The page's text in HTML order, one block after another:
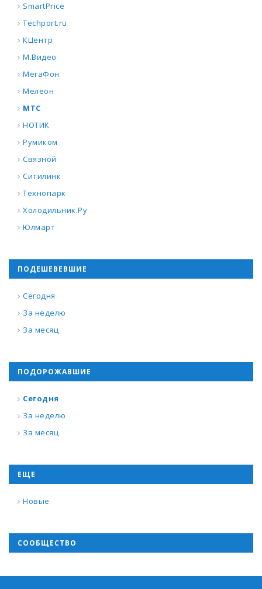
SmartPrice
Techport.ru
КЦентр
М.Видео
МегаФон
Мелеон
МТС
НОТИК
Румиком
Связной
Ситилинк
Технопарк
Холодильник.Ру
Юлмарт
ПОДЕШЕВЕВШИЕ
Сегодня
За неделю
За месяц
ПОДОРОЖАВШИЕ
Сегодня
За неделю
За месяц
ЕЩЕ
Новые
СООБЩЕСТВО